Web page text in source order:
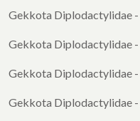
Gekkota Diplodactylidae -
Gekkota Diplodactylidae -
Gekkota Diplodactylidae -
Gekkota Diplodactylidae -